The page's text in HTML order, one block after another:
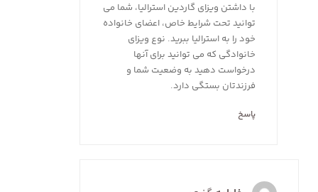
با داشتن ویزای گاردین استرالیا، شما می
توانید تحت شرایط خاص، اعضای خانواده
خود را به استرالیا ببرید. نوع ویزای
خانوادگی که می توانید برای آنها
درخواست دهید به وضعیت شما و
فرزندتان بستگی دارد.
پاسخ